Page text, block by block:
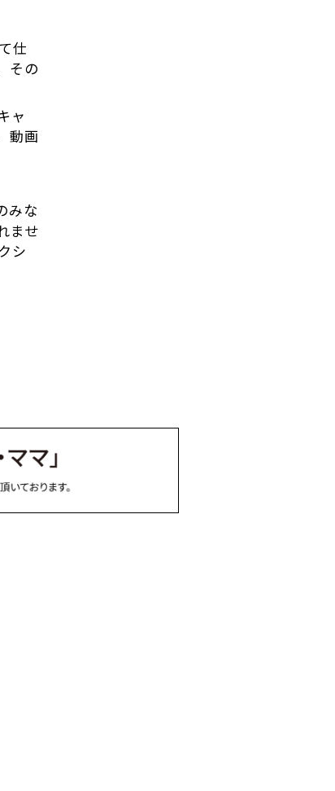
仕
その
ャ
動画
みな
ませ
シ